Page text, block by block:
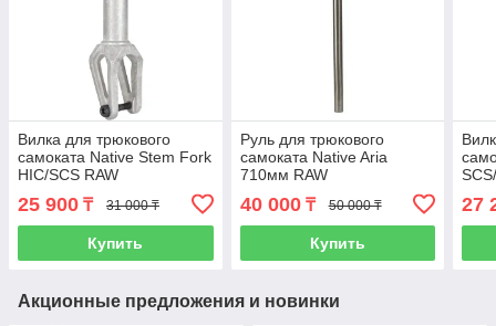
Вилка для трюкового
самоката Native Stem Fork
HIC/SCS RAW
25 900 ₸ 31 000 ₸
Купить
Руль для трюкового
самоката Native Aria
710мм RAW
40 000₸ 50 000 ₸
Купить
27
Акционные предложения и новинки